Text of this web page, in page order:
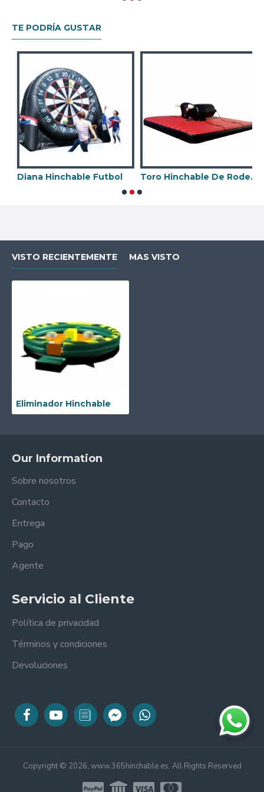
TE PODRÍA GUSTAR
Diana Hinchable Futbol Toro Hinchable De Rodeo Con Correas
VISTO RECIENTEMENTE MAS VISTO
Eliminador Hinchable
Our Information
Sobre nosotros
Contacto
Entrega
Pago
Agente
Servicio al Cliente
Política de privacidad
Términos y condiciones
Devoluciones
Copyright © 2026, www.365hinchable.es, All Rights Reserved